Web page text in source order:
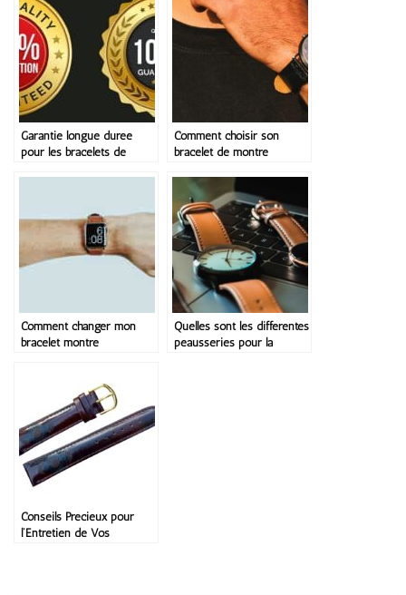
Garantie longue durée
pour les bracelets de
Comment choisir son
bracelet de montre
Comment changer mon
bracelet montre
Quelles sont les différentes
peausseries pour la
Conseils Précieux pour
l’Entretien de Vos